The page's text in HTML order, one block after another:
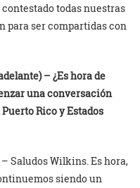
todas nuestras
para ser compartidas con
– ¿Es hora de
una conversación
Rico y Estados
Saludos Wilkins. Es hora,
siendo un